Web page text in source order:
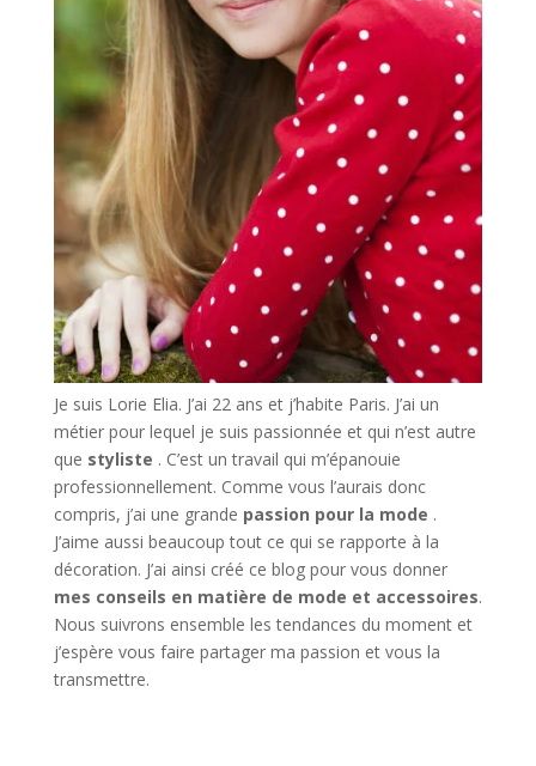
Je suis Lorie Elia. J’ai 22 ans et j’habite Paris. J’ai un
métier pour lequel je suis passionnée et qui n’est autre
que styliste . C’est un travail qui m’épanouie
professionnellement. Comme vous l’aurais donc
compris, j’ai une grande passion pour la mode .
J’aime aussi beaucoup tout ce qui se rapporte à la
décoration. J’ai ainsi créé ce blog pour vous donner
mes conseils en matière de mode et accessoires.
Nous suivrons ensemble les tendances du moment et
j’espère vous faire partager ma passion et vous la
transmettre.